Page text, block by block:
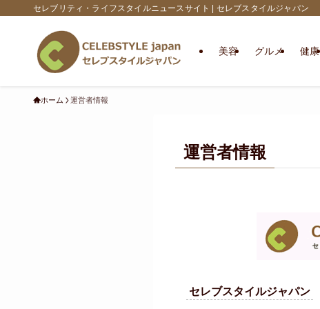
セレブリティ・ライフスタイルニュースサイト | セレブスタイルジャパン
美容 グルメ 健康
ホーム 運営者情報
運営者情報
セレブスタイルジャパン